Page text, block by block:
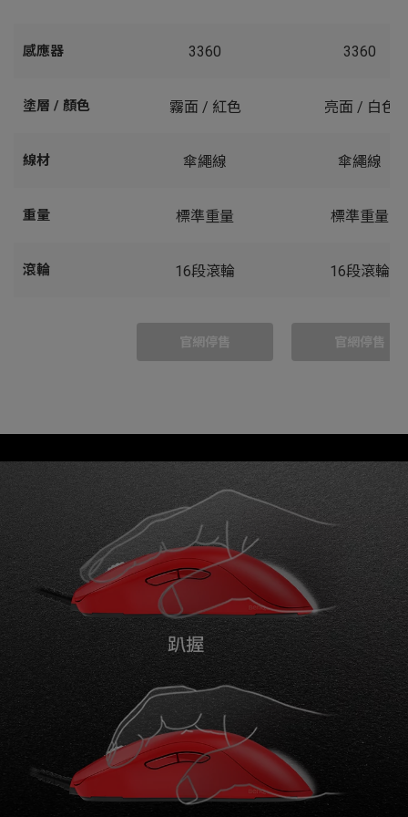
感應器
塗層 / 顏色
線材
重量
滾輪
3360
霧面 / 紅色
傘繩線
標準重量
16段滾輪
官網停售
3360
亮面 / 白色
傘繩線
標準重量
16段滾輪
官網停售